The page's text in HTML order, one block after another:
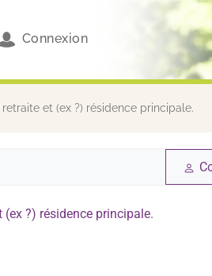
Connexion
retraite et (ex ?) résidence principale.
?) résidence principale.